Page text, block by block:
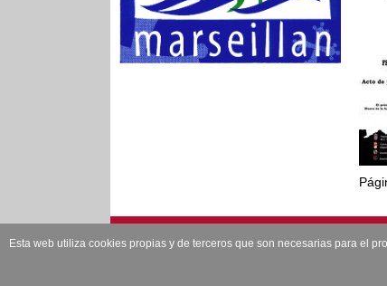
Edita: PSOE CAUDETE Plaza de San
Esta web utiliza cookies propias y de terceros que son necesarias para el